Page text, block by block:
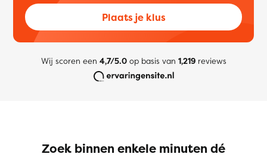
Plaats je klus
Wij scoren een 4,7/5.0op basis van 1,219reviews
Zoek binnen enkele minuten dé